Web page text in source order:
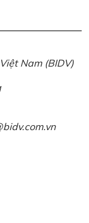
Nam (BIDV)